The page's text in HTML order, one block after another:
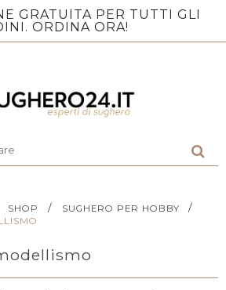
GRATUITA PER TUTTI GLI
ORDINA ORA!
SHOP / SUGHERO PER HOBBY /